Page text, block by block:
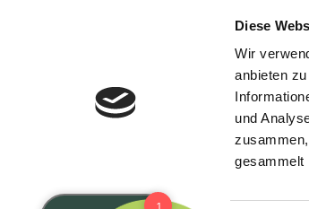
Diese
Wir
anbieten
und
gesammelt
Schonzeit?
Im Meer dürfen
Fische, also
einschließlich 15.
ausgesetzt
Meerforellen mit